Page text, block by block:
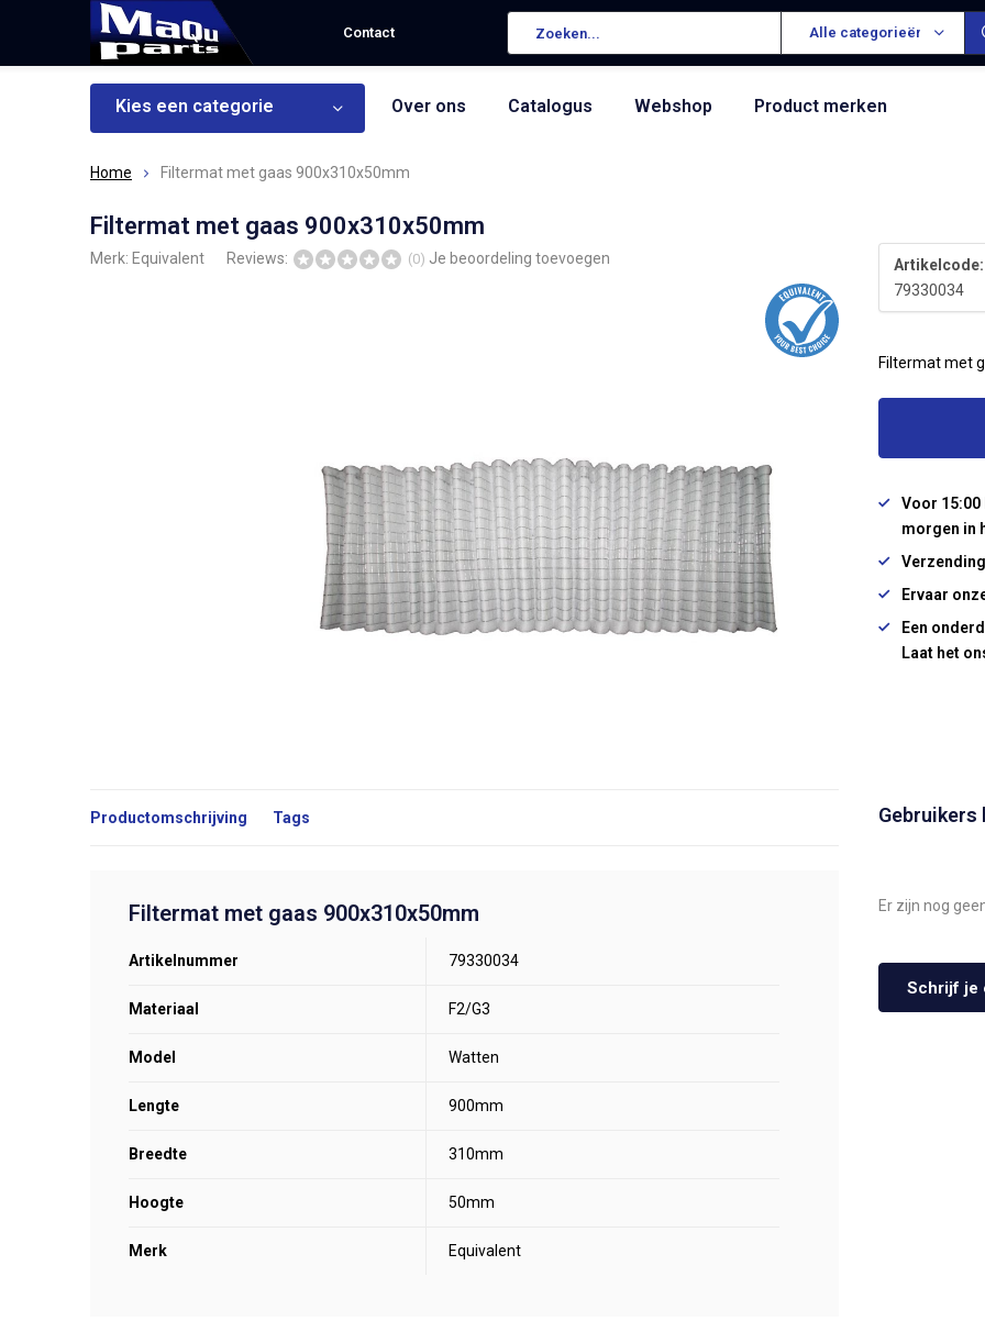
Contact Alle categorieën
Kies een categorie Over ons Catalogus Webshop Product merken
Home Filtermat met gaas 900x310x50mm
Filtermat met gaas 900x310x50mm
Merk: Equivalent Reviews: (0) Je beoordeling toevoegen
Artikelcode:
79330034
Filtermat met
Voor 15:00
morgen in
Ervaar
Een
Laat het
Productomschrijving Tags
Filtermat met gaas 900x310x50mm
Artikelnummer 79330034
Materiaal F2/G3
Model Watten
Lengte 900mm
Breedte 310mm
Hoogte 50mm
Merk Equivalent
Gebruikers
Er zijn nog
Schrijf je